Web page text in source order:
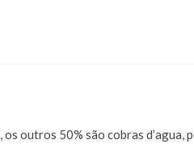
outros 50% são cobras d’agua,